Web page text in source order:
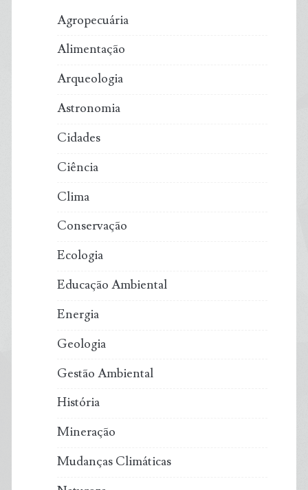
Agropecuária
Alimentação
Arqueologia
Astronomia
Cidades
Ciência
Clima
Conservação
Ecologia
Educação Ambiental
Energia
Geologia
Gestão Ambiental
História
Mineração
Mudanças Climáticas